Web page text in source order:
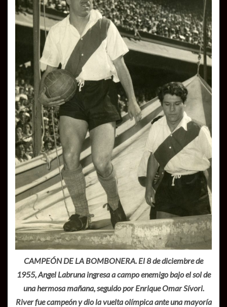
CAMPEÓN DE LA BOMBONERA. El 8 de diciembre de
1955, Angel Labruna ingresa a campo enemigo bajo el sol de
una hermosa mañana, seguido por Enrique Omar Sívori.
River fue campeón y dio la vuelta olímpica ante una mayoría